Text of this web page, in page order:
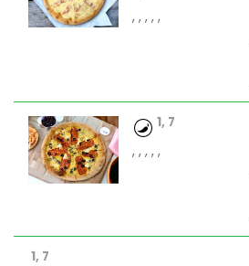
, , , , ,
1, 7
, , , , ,
1, 7